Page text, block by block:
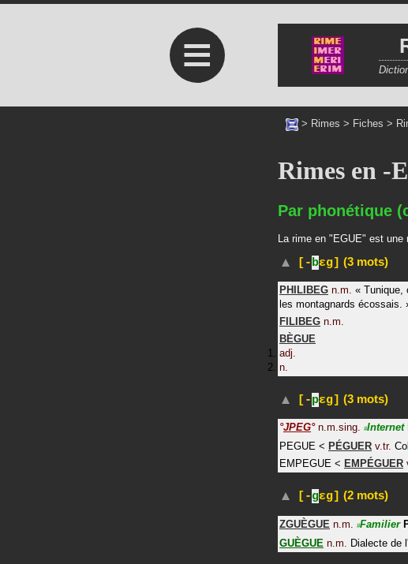
≡
> Rimes > Fiches >
Rimes en -
Par phonétique
La rime en "EGUE" est
[-bɛg] (3 mots)
PHILIBEG n.m. « Tunique,
les montagnards écossais.
FILIBEG n.m.
BÈGUE
adj.
n.
[-pɛg] (3 mots)
°JPEG° n.m.sing. #Internet
PEGUE < PÉGUER v.tr.
EMPEGUE < EMPÉGUER
[-gɛg] (2 mots)
ZGUÈGUE n.m. #Familier
GUÈGUE n.m. Dialecte de l'